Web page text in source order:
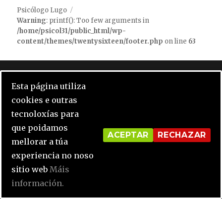
Psicólogo Lugo
Warning: printf(): Too few arguments in
/home/psicol31/public_html/wp-
content/themes/twentysixteen/footer.php on line 63
Notice
: Undefined index: opcion_cookie in
/home/psicol31/public_html/wp-
content/plugins/click-datos-lopd/public/class-
cdlopd-public.php
: Undefined variable: input_porcentaje in
/home/psicol31/public_html/wp-
content/plugins/click-datos-lopd/public/class-
Esta página utiliza
cookies e outras
tecnoloxías para
que poidamos
mellorar a túa
experiencia no noso
sitio web Máis
información.
ACEPTAR RECHAZAR